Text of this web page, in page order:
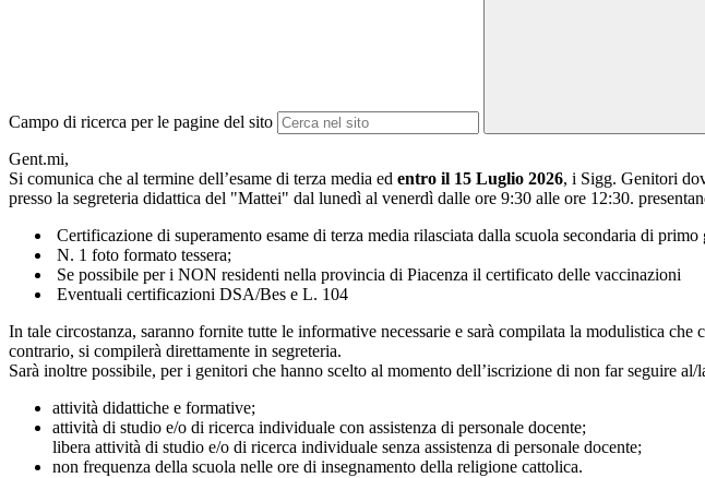
Campo di ricerca per le pagine del sito
Gent.mi,
Si comunica che al termine dell’esame di terza media ed entro il 15 Luglio 2026, i Sigg. Genitori
presso la segreteria didattica del "Mattei" dal lunedì al venerdì dalle ore 9:30 alle ore 12:30.
Certificazione di superamento esame di terza media rilasciata dalla scuola secondaria di primo
N. 1 foto formato tessera;
Se possibile per i NON residenti nella provincia di Piacenza il certificato delle vaccinazioni
Eventuali certificazioni DSA/Bes e L. 104
In tale circostanza, saranno fornite tutte le informative necessarie e sarà compilata la modulistica
contrario, si compilerà direttamente in segreteria.
Sarà inoltre possibile, per i genitori che hanno scelto al momento dell’iscrizione di non far seguire
attività didattiche e formative;
attività di studio e/o di ricerca individuale con assistenza di personale docente;
libera attività di studio e/o di ricerca individuale senza assistenza di personale docente;
non frequenza della scuola nelle ore di insegnamento della religione cattolica.